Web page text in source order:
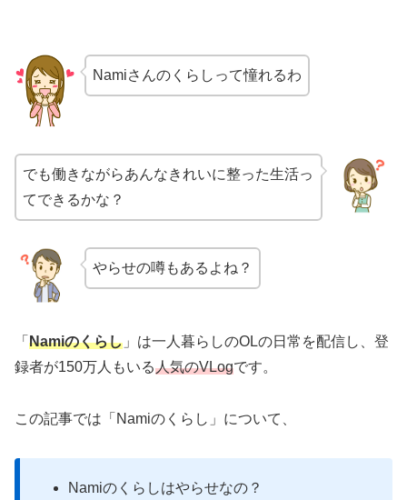
Namiさんのくらしって憧れるわ
でも働きながらあんなきれいに整った生活っ
てできるかな？
やらせの噂もあるよね？
「 Namiのくらし 」は一人暮らしのOLの日常を配信し、登
録者が150万人もいる人気のVLogです。
この記事では「Namiのくらし」について、
Namiのくらしはやらせなの？